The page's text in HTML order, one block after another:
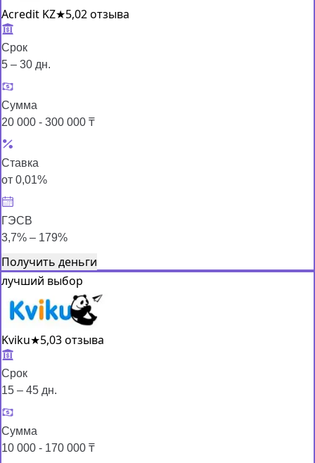
Acredit KZ★5,02 отзыва
Срок
5 – 30 дн.
Сумма
20 000 - 300 000 ₸
Ставка
от 0,01%
ГЭСВ
3,7% – 179%
Получить деньги
лучший выбор
Kviku★5,03 отзыва
Срок
15 – 45 дн.
Сумма
10 000 - 170 000 ₸